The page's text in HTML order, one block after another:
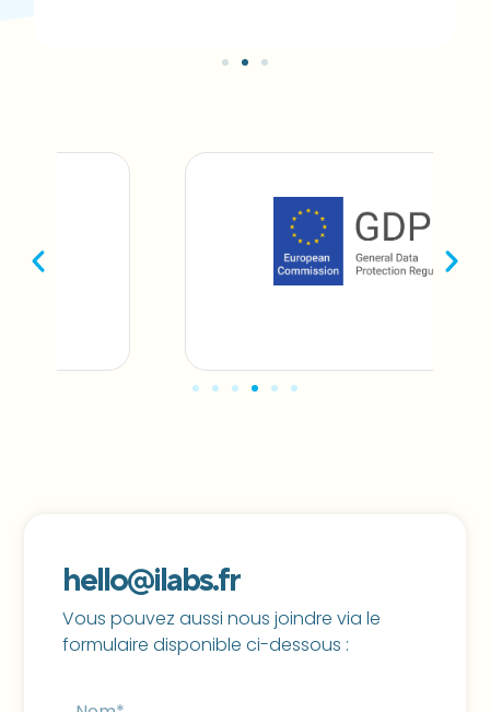
hello@ilabs.fr
Vous pouvez aussi nous joindre via le
formulaire disponible ci-dessous :